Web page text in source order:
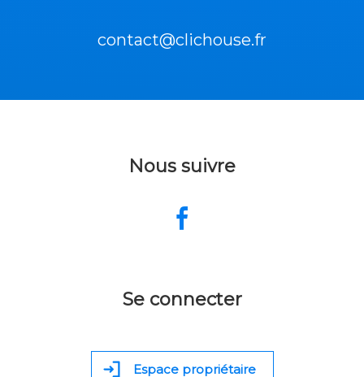
contact@clichouse.fr
Nous suivre
Se connecter
Espace propriétaire